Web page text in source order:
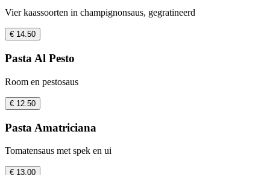
Vier kaassoorten in champignonsaus, gegratineerd
€ 14.50
Pasta Al Pesto
Room en pestosaus
€ 12.50
Pasta Amatriciana
Tomatensaus met spek en ui
€ 13.00